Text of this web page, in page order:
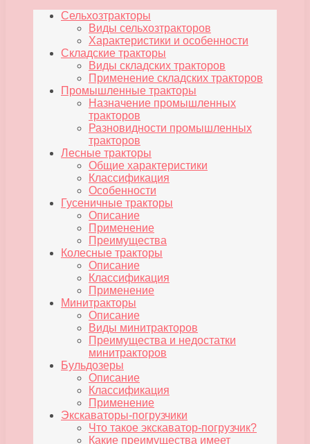
Сельхозтракторы
Виды сельхозтракторов
Характеристики и особенности
Складские тракторы
Виды складских тракторов
Применение складских тракторов
Промышленные тракторы
Назначение промышленных
тракторов
Разновидности промышленных
тракторов
Лесные тракторы
Общие характеристики
Классификация
Особенности
Гусеничные тракторы
Описание
Применение
Преимущества
Колесные тракторы
Описание
Классификация
Применение
Минитракторы
Описание
Виды минитракторов
Преимущества и недостатки
минитракторов
Бульдозеры
Описание
Классификация
Применение
Экскаваторы-погрузчики
Что такое экскаватор-погрузчик?
Какие преимущества имеет